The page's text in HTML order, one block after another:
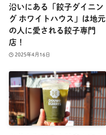
沿いにある「餃子ダイニン
グ ホワイトハウス」は地元
の人に愛される餃子専門
店！
2025年4月16日